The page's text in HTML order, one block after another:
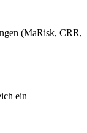
(MaRisk, CRR,
ein